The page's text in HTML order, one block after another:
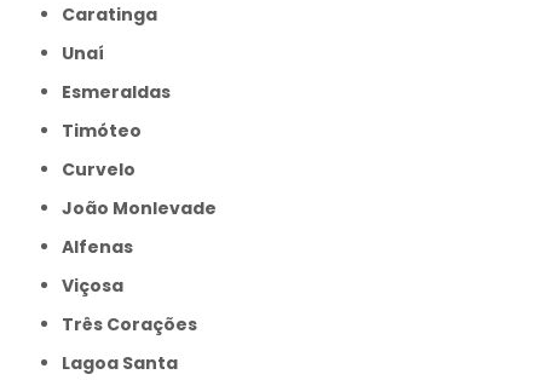
Caratinga
Unaí
Esmeraldas
Timóteo
Curvelo
João Monlevade
Alfenas
Viçosa
Três Corações
Lagoa Santa